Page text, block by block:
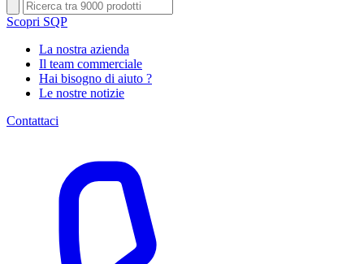
Scopri SQP
La nostra azienda
Il team commerciale
Hai bisogno di aiuto ?
Le nostre notizie
Contattaci